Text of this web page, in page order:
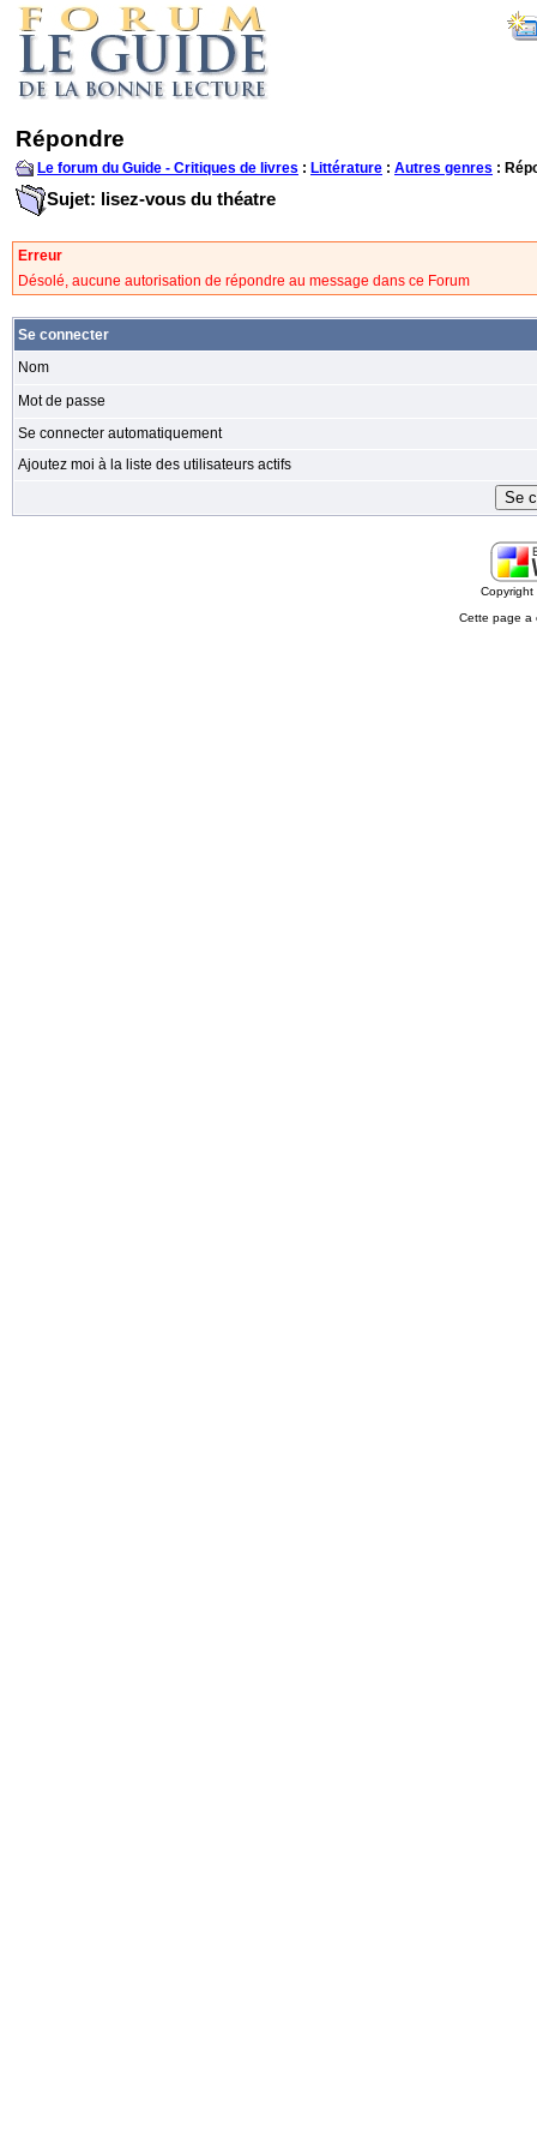
Répondre
Le forum du Guide - Critiques de livres : Littérature : Autres genres :
Sujet: lisez-vous du théatre
Erreur
Désolé, aucune autorisation de répondre au message dans ce Forum
Se connecter
Nom
Mot de passe
Se connecter automatiquement
Ajoutez moi à la liste des utilisateurs actifs
Cette page a